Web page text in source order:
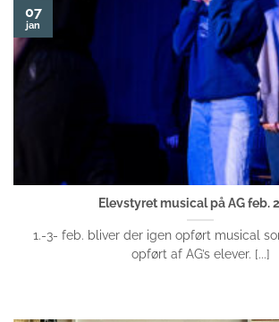
Elevstyret musical på AG feb.
1.-3- feb. bliver der igen opført musical
opført af AG’s elever. [...]
07
jan